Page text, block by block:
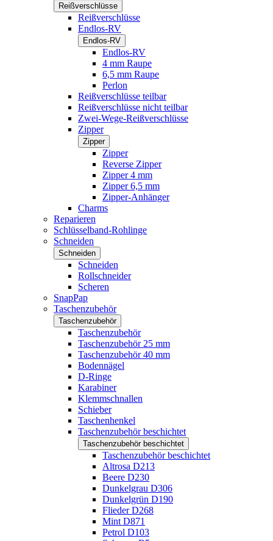
Reißverschlüsse
Reißverschlüsse
Endlos-RV
Endlos-RV
Endlos-RV
4 mm Raupe
6,5 mm Raupe
Perlon
Reißverschlüsse teilbar
Reißverschlüsse nicht teilbar
Zwei-Wege-Reißverschlüsse
Zipper
Zipper
Zipper
Reverse Zipper
Zipper 4 mm
Zipper 6,5 mm
Zipper-Anhänger
Charms
Reparieren
Schlüsselband-Rohlinge
Schneiden
Schneiden
Schneiden
Rollschneider
Scheren
SnapPap
Taschenzubehör
Taschenzubehör
Taschenzubehör
Taschenzubehör 25 mm
Taschenzubehör 40 mm
Bodennägel
D-Ringe
Karabiner
Klemmschnallen
Schieber
Taschenhenkel
Taschenzubehör beschichtet
Taschenzubehör beschichtet
Taschenzubehör beschichtet
Altrosa D213
Beere D230
Dunkelgrau D306
Dunkelgrün D190
Flieder D268
Mint D871
Petrol D103